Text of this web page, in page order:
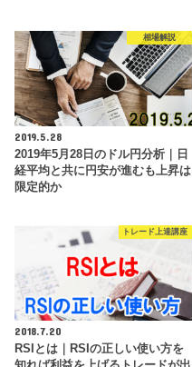
相場解説
2019.5.28
2019年5月28日のドル円分析｜日
経平均と共に円安が進むも上昇は
限定的か
トレード上達講座
2018.7.20
RSIとは｜RSIの正しい使い方を